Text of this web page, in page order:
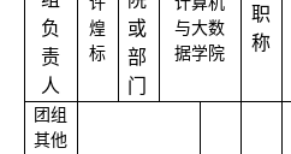
负
责
人
煌
标
或
部
门
与大数
据学院
职
称
团组
其他